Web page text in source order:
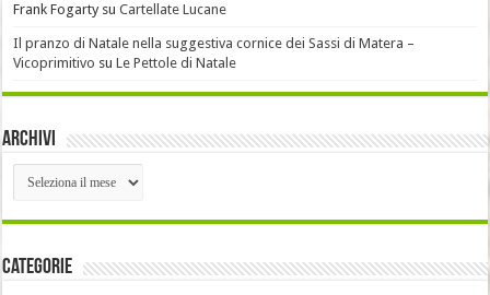
Frank FogartysuCartellate Lucane
Il pranzo di Natale nella suggestiva cornice dei Sassi di Matera –
Vicoprimitivo suLe Pettole di Natale
Archivi
Archivi
Categorie